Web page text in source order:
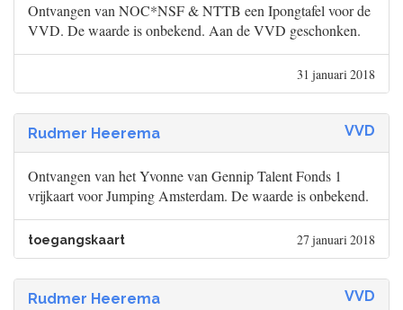
Ontvangen van NOC*NSF & NTTB een Ipongtafel voor de
VVD. De waarde is onbekend. Aan de VVD geschonken.
31 januari 2018
Rudmer Heerema VVD
Ontvangen van het Yvonne van Gennip Talent Fonds 1
vrijkaart voor Jumping Amsterdam. De waarde is onbekend.
toegangskaart 27 januari 2018
Rudmer Heerema VVD